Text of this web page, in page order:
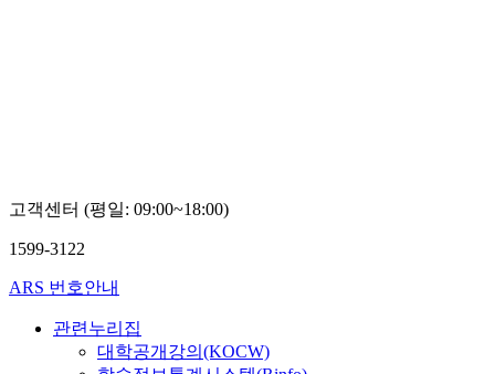
고객센터 (평일: 09:00~18:00)
1599-3122
ARS 번호안내
관련누리집
대학공개강의(KOCW)